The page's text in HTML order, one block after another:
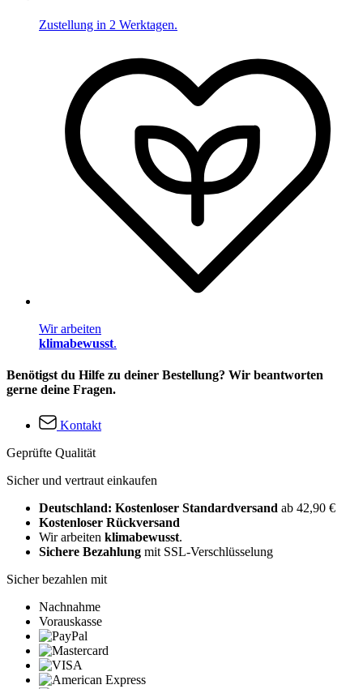
Zustellung in 2 Werktagen.
Wir arbeiten
klimabewusst.
Benötigst du Hilfe zu deiner Bestellung? Wir beantworten
gerne deine Fragen.
Kontakt
Geprüfte Qualität
Sicher und vertraut einkaufen
Deutschland: Kostenloser Standardversand ab 42,90 €
Kostenloser Rückversand
Wir arbeiten klimabewusst.
Sichere Bezahlung mit SSL-Verschlüsselung
Sicher bezahlen mit
Nachnahme
Vorauskasse